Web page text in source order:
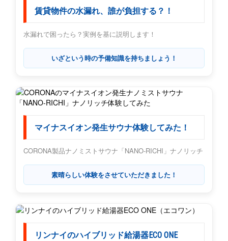
賃貸物件の水漏れ、誰が負担する？！
水漏れで困ったら？実例を基に説明します！
いざという時の予備知識を持ちましょう！
マイナスイオン発生サウナ体験してみた！
CORONA製品ナノミストサウナ「NANO-RICHI」ナノリッチ
素晴らしい体験をさせていただきました！
リンナイのハイブリッド給湯器ECO ONE